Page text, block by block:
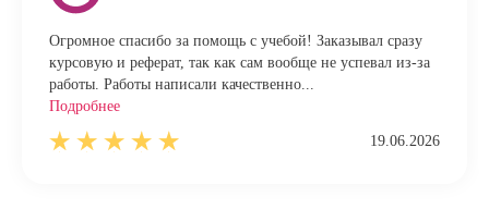
Огромное спасибо за помощь с учебой! Заказывал сразу
курсовую и реферат, так как сам вообще не успевал из-за
работы. Работы написали качественно...
Подробнее
19.06.2026